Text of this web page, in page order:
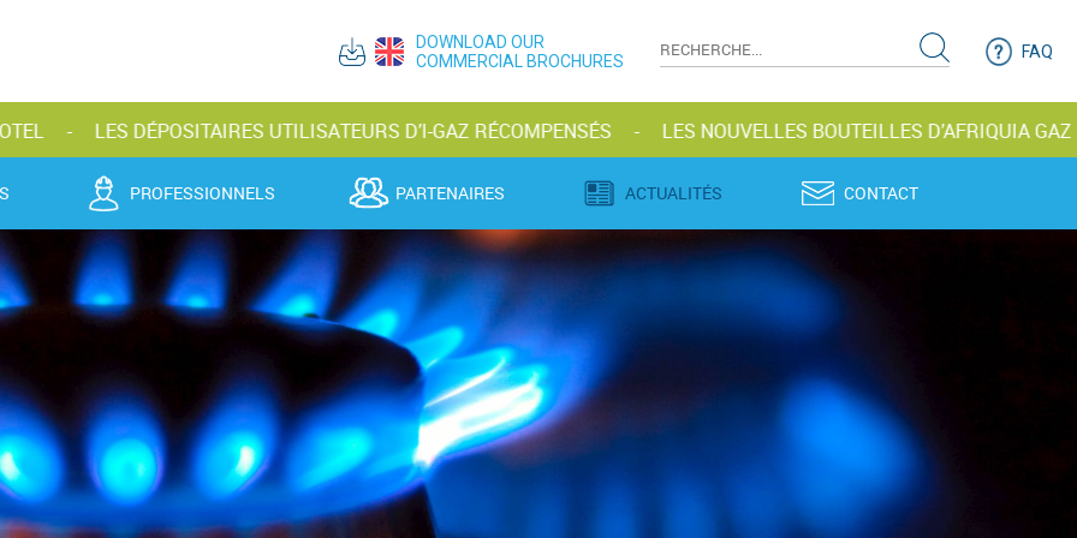
DOWNLOAD OUR
COMMERCIAL BROCHURES
FAQ
DÉPOSITAIRES UTILISATEURS D’I-GAZ RÉCOMPENSÉS LES NOUVELLES BOUTEILLES D’AFRIQUIA GAZ
PROFESSIONNELS PARTENAIRES ACTUALITÉS CONTACT